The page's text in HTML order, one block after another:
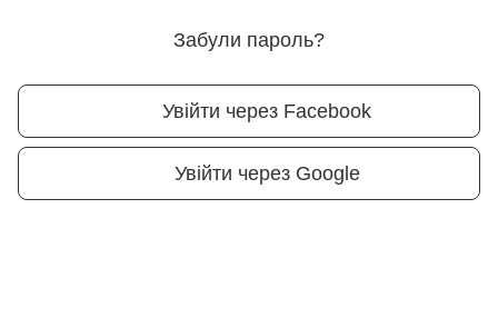
Забули пароль?
Увійти через Facebook
Увійти через Google